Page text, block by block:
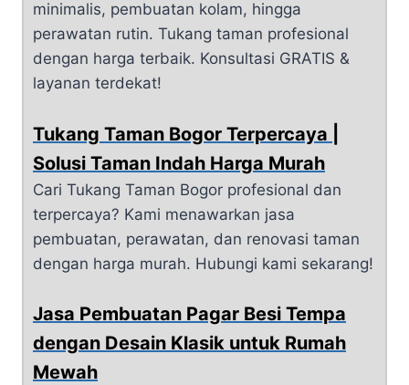
minimalis, pembuatan kolam, hingga
perawatan rutin. Tukang taman profesional
dengan harga terbaik. Konsultasi GRATIS &
layanan terdekat!
Tukang Taman Bogor Terpercaya |
Solusi Taman Indah Harga Murah
Cari Tukang Taman Bogor profesional dan
terpercaya? Kami menawarkan jasa
pembuatan, perawatan, dan renovasi taman
dengan harga murah. Hubungi kami sekarang!
Jasa Pembuatan Pagar Besi Tempa
dengan Desain Klasik untuk Rumah
Mewah